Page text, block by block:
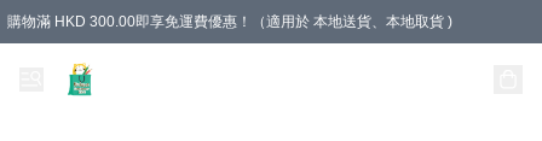
購物滿 HKD 300.00即享免運費優惠！（適用於 本地送貨、本地取貨 )